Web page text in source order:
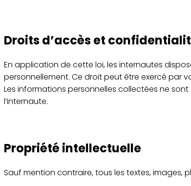
Droits d’accès et
En application de cette loi, les internautes
personnellement. Ce droit peut être exercé par
Les informations personnelles collectées ne
l’internaute.
Propriété intellectuelle
Sauf mention contraire, tous les textes, images,